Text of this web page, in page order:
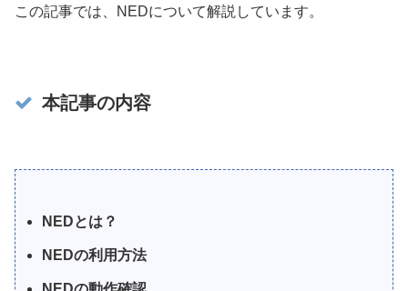
この記事では、NEDについて解説しています。
本記事の内容
NEDとは？
NEDの利用方法